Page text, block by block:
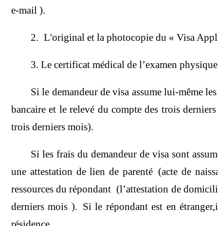
e-mail ).
2. L'original et la photocopie du « Visa
3. Le certificat médical de l’examen
Si le demandeur de visa assume lui-même
bancaire et le relevé du compte des trois
trois derniers mois).
Si les frais du demandeur de visa sont
une attestation de lien de parenté (acte de
ressources du répondant (l’attestation de
derniers mois ). Si le répondant est en